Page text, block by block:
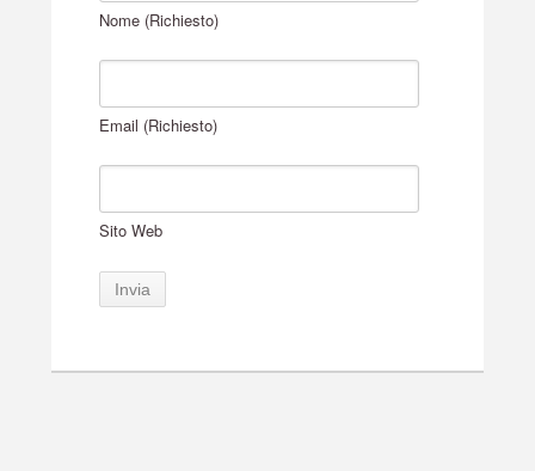
Nome (Richiesto)
Email (Richiesto)
Sito Web